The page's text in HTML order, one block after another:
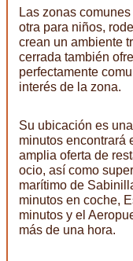
Las zonas
otra para niños,
crean un ambiente
cerrada también
perfectamente
interés de la zona.
Su ubicación es
minutos encontrará
amplia oferta de
ocio, así como
marítimo de
minutos en coche,
minutos y el
más de una hora.